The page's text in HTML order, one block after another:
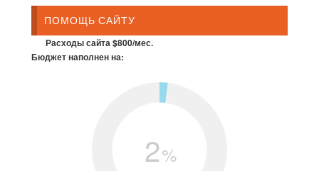
ПОМОЩЬ САЙТУ
Расходы сайта $800/мес.
Бюджет наполнен на:
2%